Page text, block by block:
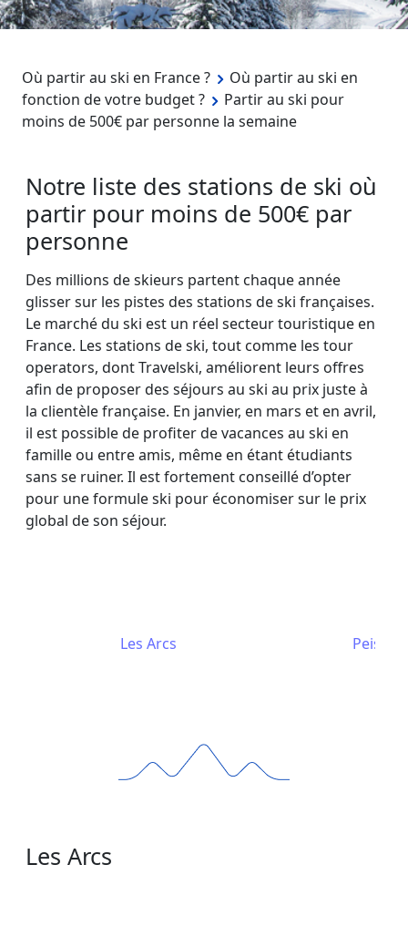
Où partir au ski en France ?
Où partir au ski en
fonction de votre budget ?
Partir au ski pour
moins de 500€ par personne la semaine
Notre liste des stations de ski où
partir pour moins de 500€ par
personne
Des millions de skieurs partent chaque année
glisser sur les pistes des stations de ski françaises.
Le marché du ski est un réel secteur touristique en
France. Les stations de ski, tout comme les tour
operators, dont Travelski, améliorent leurs offres
afin de proposer des séjours au ski au prix juste à
la clientèle française. En janvier, en mars et en avril,
il est possible de profiter de vacances au ski en
famille ou entre amis, même en étant étudiants
sans se ruiner. Il est fortement conseillé d’opter
pour une formule ski pour économiser sur le prix
global de son séjour.
Les Arcs Peisey-
Les Arcs